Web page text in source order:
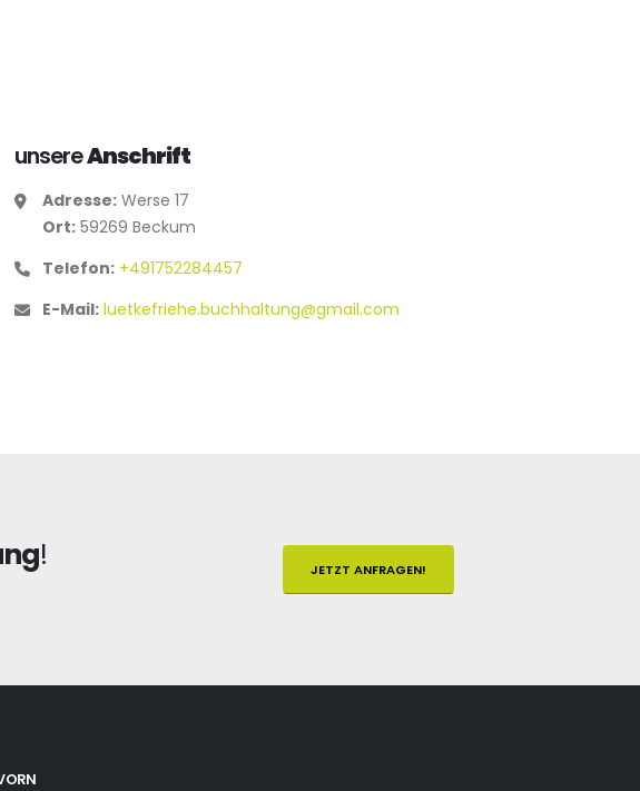
unsereAnschrift
Adresse: Werse 17
Ort: 59269 Beckum
Telefon: +491752284457
E-Mail: luetkefriehe.buchhaltung@gmail.com
! JETZT ANFRAGEN!